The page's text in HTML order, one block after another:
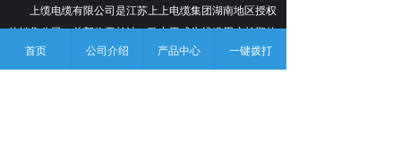
上缆电缆有限公司是江苏上上电缆集团湖南地区授权
的销售公司，总部位于长沙，致力于成为线缆用户长期的
产品应用顾问和供应链伙伴。
首页 公司介绍 产品中心 一键拨打